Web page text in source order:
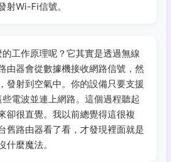
射Wi-Fi信號。
工作原理呢？它其實是透過無線
由器會從數據機接收網路信號，然
發射到空氣中。你的設備只要支援
電波並連上網路。這個過程聽起
卻很直覺。我以前總覺得這很複
舊路由器看了看，才發現裡面就是
什麼魔法。